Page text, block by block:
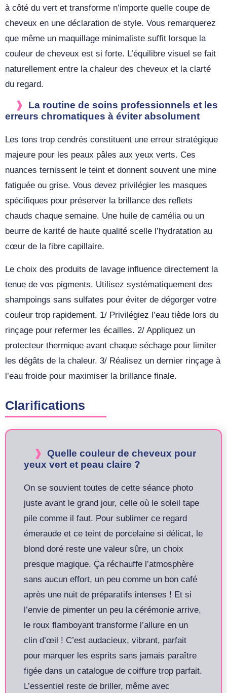
à côté du vert et transforme n’importe quelle coupe de
cheveux en une déclaration de style. Vous remarquerez
que même un maquillage minimaliste suffit lorsque la
couleur de cheveux est si forte. L’équilibre visuel se fait
naturellement entre la chaleur des cheveux et la clarté
du regard.
La routine de soins professionnels et les
erreurs chromatiques à éviter absolument
Les tons trop cendrés constituent une erreur stratégique
majeure pour les peaux pâles aux yeux verts. Ces
nuances ternissent le teint et donnent souvent une mine
fatiguée ou grise. Vous devez privilégier les masques
spécifiques pour préserver la brillance des reflets
chauds chaque semaine. Une huile de camélia ou un
beurre de karité de haute qualité scelle l’hydratation au
cœur de la fibre capillaire.
Le choix des produits de lavage influence directement la
tenue de vos pigments. Utilisez systématiquement des
shampoings sans sulfates pour éviter de dégorger votre
couleur trop rapidement. 1/ Privilégiez l’eau tiède lors du
rinçage pour refermer les écailles. 2/ Appliquez un
protecteur thermique avant chaque séchage pour limiter
les dégâts de la chaleur. 3/ Réalisez un dernier rinçage à
l’eau froide pour maximiser la brillance finale.
Clarifications
Quelle couleur de cheveux pour
yeux vert et peau claire ?
On se souvient toutes de cette séance photo
juste avant le grand jour, celle où le soleil tape
pile comme il faut. Pour sublimer ce regard
émeraude et ce teint de porcelaine si délicat, le
blond doré reste une valeur sûre, un choix
presque magique. Ça réchauffe l’atmosphère
sans aucun effort, un peu comme un bon café
après une nuit de préparatifs intenses ! Et si
l’envie de pimenter un peu la cérémonie arrive,
le roux flamboyant transforme l’allure en un
clin d’œil ! C’est audacieux, vibrant, parfait
pour marquer les esprits sans jamais paraître
figée dans un catalogue de coiffure trop parfait.
L’essentiel reste de briller, même avec